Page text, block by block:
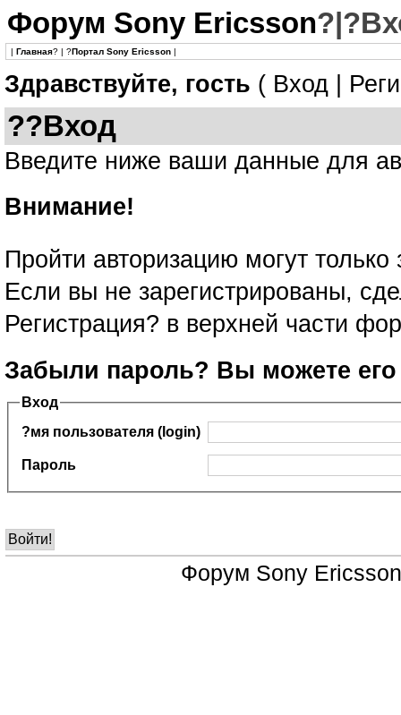
Форум Sony Ericsson
| Главная? | ?Портал Sony Ericsson |
Здравствуйте, гость ( Вход |
??Вход
Введите ниже ваши данные для
Внимание!
Пройти авторизацию могут
Если вы не зарегистрированы,
Регистрация? в верхней части
Забыли пароль? Вы можете его
Вход
?мя пользователя (login)
Пароль
Форум Sony Ericsson